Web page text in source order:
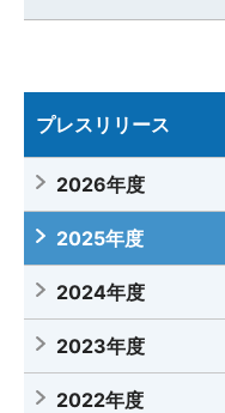
プレスリリース
2026年度
2025年度
2024年度
2023年度
2022年度